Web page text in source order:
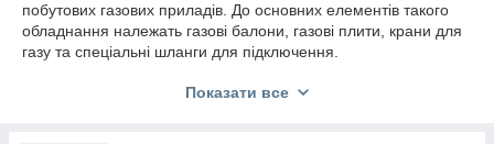
побутових газових приладів. До основних елементів такого
обладнання належать газові балони, газові плити, крани для
газу та спеціальні шланги для підключення.
пальник автономно — у приватних будинках, на дачах, у
Показати все